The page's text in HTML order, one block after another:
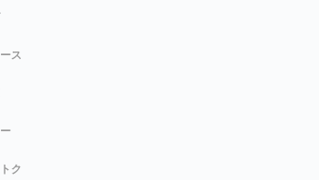
ス
ク